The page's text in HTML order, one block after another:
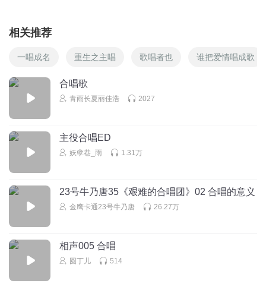
相关推荐
一唱成名 重生之主唱 歌唱者也 谁把爱情唱成歌
合唱歌
青雨长夏丽佳浩 2027
主役合唱ED
妖孽巷_雨 1.31万
23号牛乃唐35《艰难的合唱团》02 合唱的意义
金鹰卡通23号牛乃唐 26.27万
相声005 合唱
圆丁儿 514